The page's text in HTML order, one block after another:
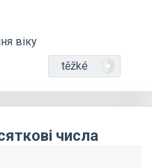
віку
těžké
числа